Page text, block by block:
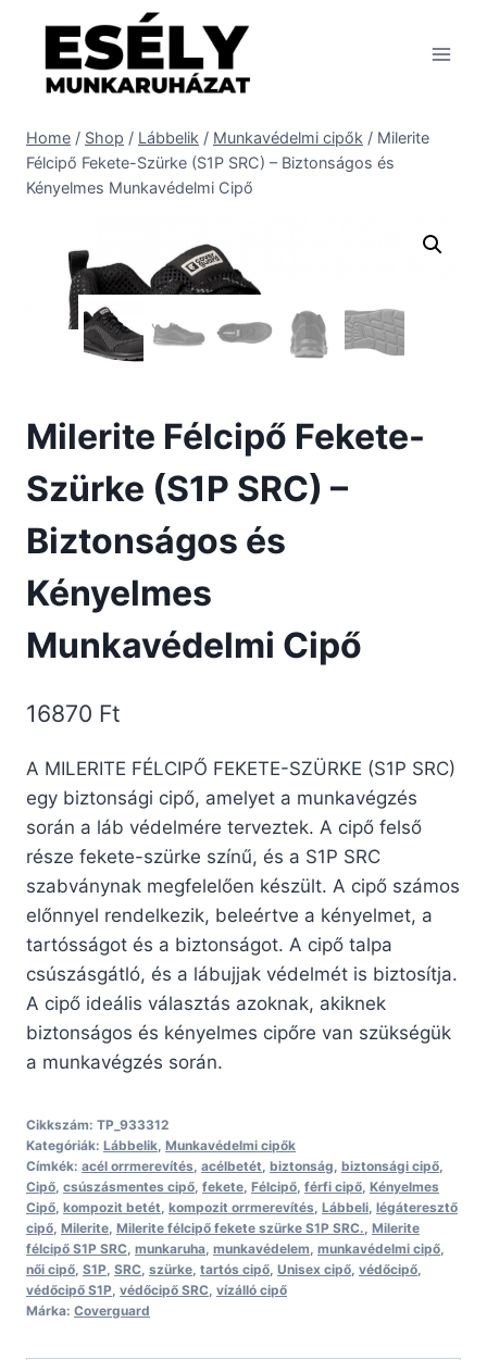
content
Home / Shop / Lábbelik / Munkavédelmi cipők / Milerite
Félcipő Fekete-Szürke (S1P SRC) – Biztonságos és
Kényelmes Munkavédelmi Cipő
Milerite Félcipő Fekete-
Szürke (S1P SRC) –
Biztonságos és
Kényelmes
Munkavédelmi Cipő
16870 Ft
A MILERITE FÉLCIPŐ FEKETE-SZÜRKE (S1P SRC)
egy biztonsági cipő, amelyet a munkavégzés
során a láb védelmére terveztek. A cipő felső
része fekete-szürke színű, és a S1P SRC
szabványnak megfelelően készült. A cipő számos
előnnyel rendelkezik, beleértve a kényelmet, a
tartósságot és a biztonságot. A cipő talpa
csúszásgátló, és a lábujjak védelmét is biztosítja.
A cipő ideális választás azoknak, akiknek
biztonságos és kényelmes cipőre van szükségük
a munkavégzés során.
Cikkszám: TP_933312
Kategóriák: Lábbelik, Munkavédelmi cipők
Címkék: acél orrmerevítés, acélbetét, biztonság, biztonsági cipő,
Cipő, csúszásmentes cipő, fekete, Félcipő, férfi cipő, Kényelmes
Cipő, kompozit betét, kompozit orrmerevítés, Lábbeli, légáteresztő
cipő, Milerite, Milerite félcipő fekete szürke S1P SRC., Milerite
félcipő S1P SRC, munkaruha, munkavédelem, munkavédelmi cipő,
női cipő, S1P, SRC, szürke, tartós cipő, Unisex cipő, védőcipő,
védőcipő S1P, védőcipő SRC, vízálló cipő
Márka: Coverguard